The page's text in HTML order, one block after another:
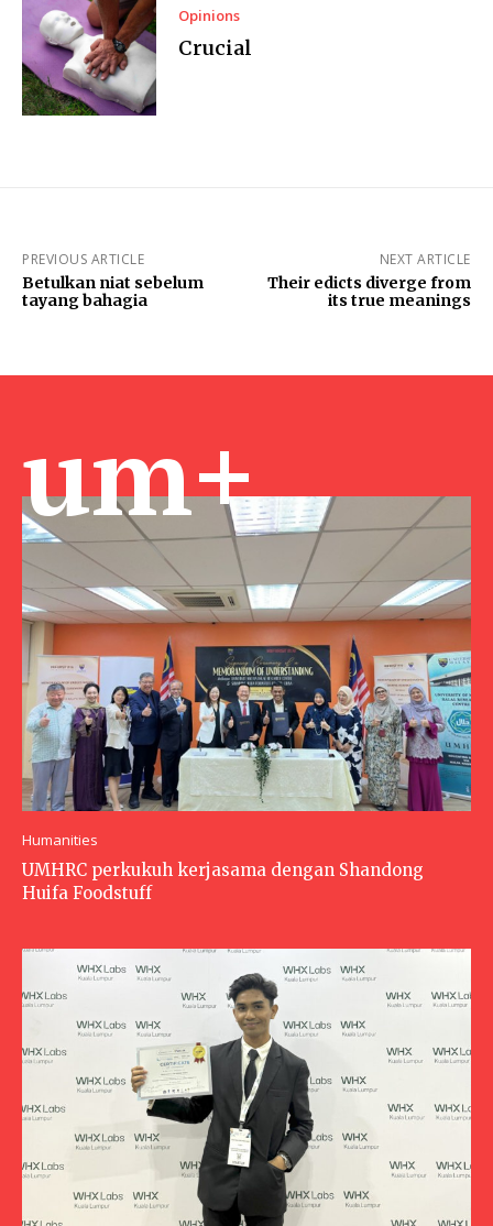
Opinions
Crucial
PREVIOUS ARTICLE
Betulkan niat sebelum
tayang bahagia
NEXT ARTICLE
Their edicts diverge from
its true meanings
um+
Humanities
UMHRC perkukuh kerjasama dengan Shandong
Huifa Foodstuff